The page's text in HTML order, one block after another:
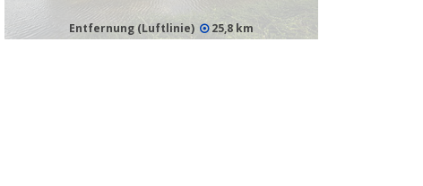
Entfernung (Luftlinie) 25,8 km